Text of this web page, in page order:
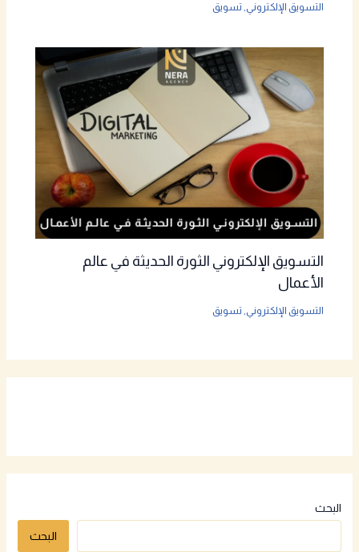
البحث
البحث
التسويق الإلكتروني, تسويق
التسويق الإلكتروني الثورة الحديثة في عالم
الأعمال
التسويق الإلكتروني تسويق